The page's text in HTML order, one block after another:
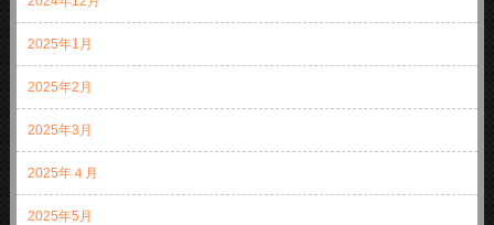
2025年1月
2025年2月
2025年3月
2025年４月
2025年5月